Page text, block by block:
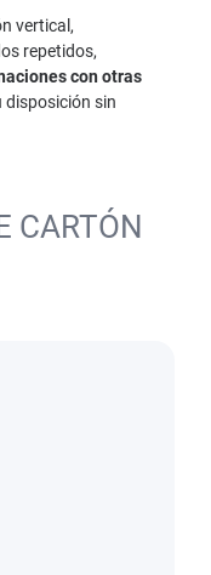
vertical,
repetidos,
con otras
disposición sin
CARTÓN